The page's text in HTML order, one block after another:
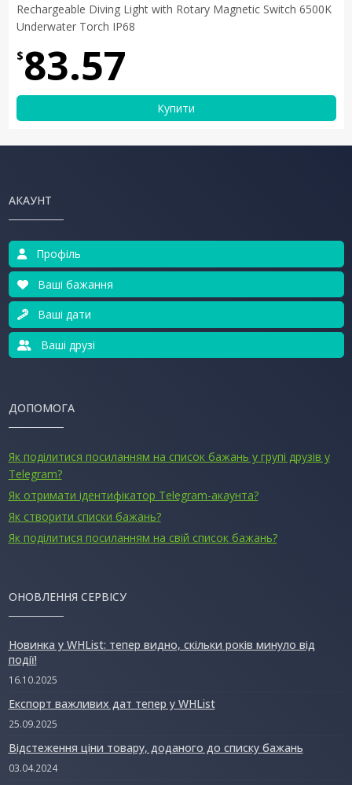
Rechargeable Diving Light with Rotary Magnetic Switch 6500K
Underwater Torch IP68
$83.57
Купити
АКАУНТ
Профіль
Ваші бажання
Ваші дати
Ваші друзі
ДОПОМОГА
Як поділитися посиланням на список бажань у групі друзів у
Telegram?
Як отримати ідентифікатор Telegram-акаунта?
Як створити списки бажань?
Як поділитися посиланням на свій список бажань?
ОНОВЛЕННЯ СЕРВІСУ
Новинка у WHList: тепер видно, скільки років минуло від
події!
16.10.2025
Експорт важливих дат тепер у WHList
25.09.2025
Відстеження ціни товару, доданого до списку бажань
03.04.2024